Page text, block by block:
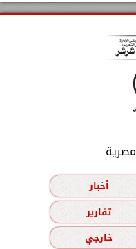
أخبار
تقارير
خارجي